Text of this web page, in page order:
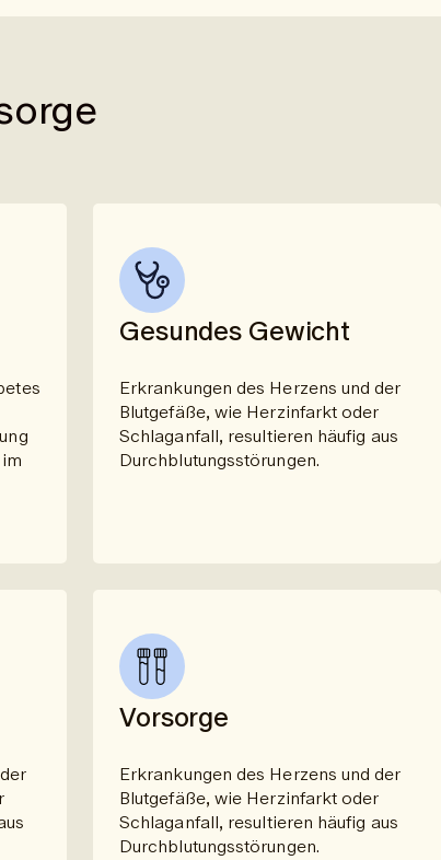
Gesundes Gewicht
Erkrankungen des Herzens und der
Blutgefäße, wie Herzinfarkt oder
Schlaganfall, resultieren häufig aus
Durchblutungsstörungen.
Vorsorge
Erkrankungen des Herzens und der
Blutgefäße, wie Herzinfarkt oder
Schlaganfall, resultieren häufig aus
Durchblutungsstörungen.